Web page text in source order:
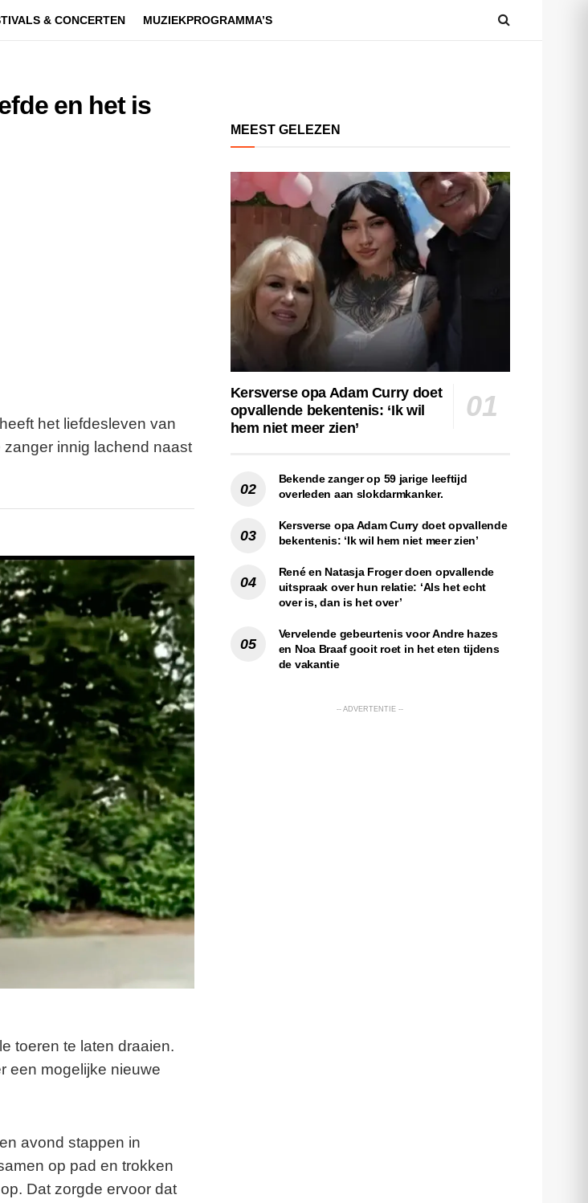
& CONCERTEN MUZIEKPROGRAMMA’S
en het is
heeft het liefdesleven van
innig lachend naast
toeren te laten draaien.
een mogelijke nieuwe
avond stappen in
op pad en trokken
Dat zorgde ervoor dat
MEEST GELEZEN
Kersverse opa Adam Curry doet
opvallende bekentenis: ‘Ik wil
hem niet meer zien’
Bekende zanger op 59 jarige leeftijd
overleden aan slokdarmkanker.
Kersverse opa Adam Curry doet opvallende
bekentenis: ‘Ik wil hem niet meer zien’
René en Natasja Froger doen opvallende
uitspraak over hun relatie: ‘Als het echt
over is, dan is het over’
Vervelende gebeurtenis voor Andre hazes
en Noa Braaf gooit roet in het eten tijdens
de vakantie
-- ADVERTENTIE --